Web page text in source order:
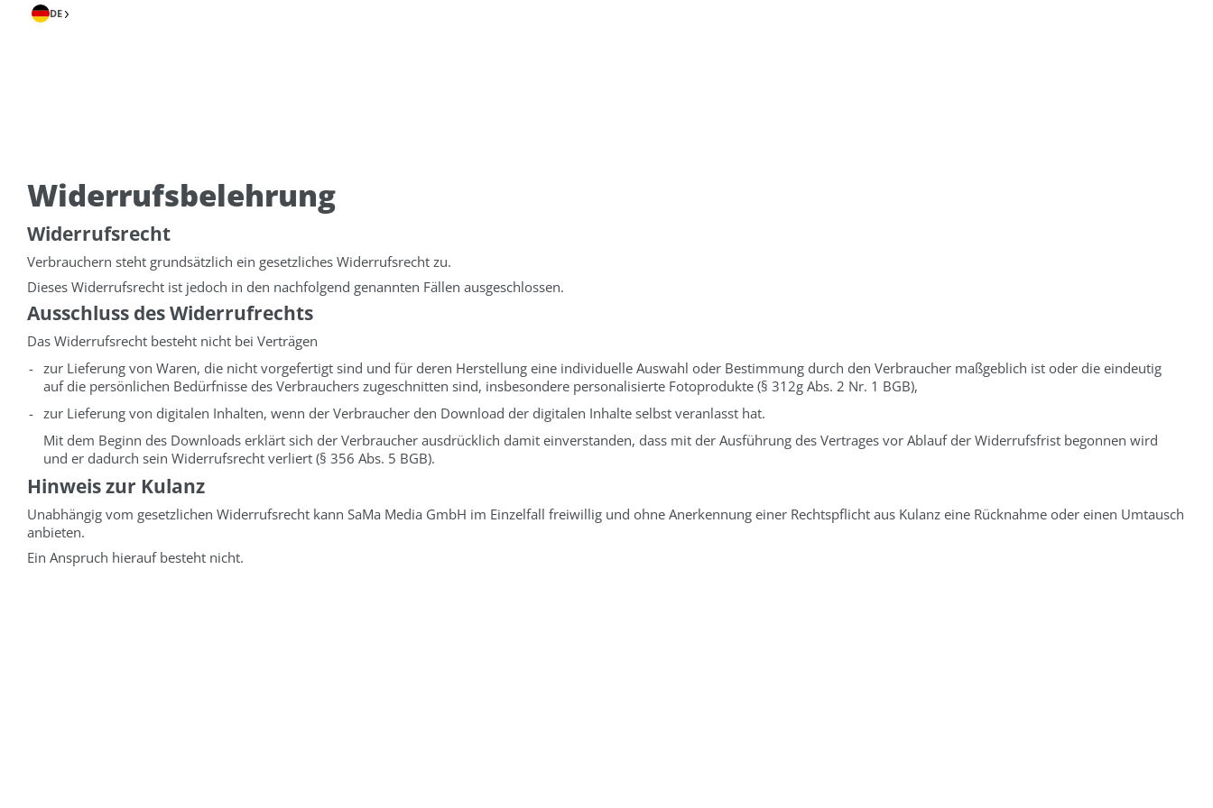
DE
Widerrufsbelehrung
Widerrufsrecht
Verbrauchern steht grundsätzlich ein gesetzliches Widerrufsrecht zu.
Dieses Widerrufsrecht ist jedoch in den nachfolgend genannten Fällen ausgeschlossen.
Ausschluss des Widerrufrechts
Das Widerrufsrecht besteht nicht bei Verträgen
- zur Lieferung von Waren, die nicht vorgefertigt sind und für deren Herstellung eine individuelle Auswahl oder Bestimmung durch den Verbraucher maßgeblich ist oder die eindeutig
auf die persönlichen Bedürfnisse des Verbrauchers zugeschnitten sind, insbesondere personalisierte Fotoprodukte (§ 312g Abs. 2 Nr. 1 BGB),
- zur Lieferung von digitalen Inhalten, wenn der Verbraucher den Download der digitalen Inhalte selbst veranlasst hat.
Mit dem Beginn des Downloads erklärt sich der Verbraucher ausdrücklich damit einverstanden, dass mit der Ausführung des Vertrages vor Ablauf der Widerrufsfrist begonnen wird
und er dadurch sein Widerrufsrecht verliert (§ 356 Abs. 5 BGB).
Hinweis zur Kulanz
Unabhängig vom gesetzlichen Widerrufsrecht kann SaMa Media GmbH im Einzelfall freiwillig und ohne Anerkennung einer Rechtspflicht aus Kulanz eine Rücknahme oder einen Umtausch
anbieten.
Ein Anspruch hierauf besteht nicht.